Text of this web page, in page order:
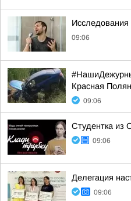
Исследования
09:06
Красная
09:06
Студентка из
09:06
Делегация
09:06